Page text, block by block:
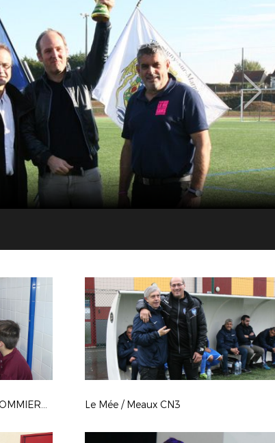
Challenge Futsal U13 à COULOMMIERS du 21 octobre 2018 Le Mée / Meaux CN3